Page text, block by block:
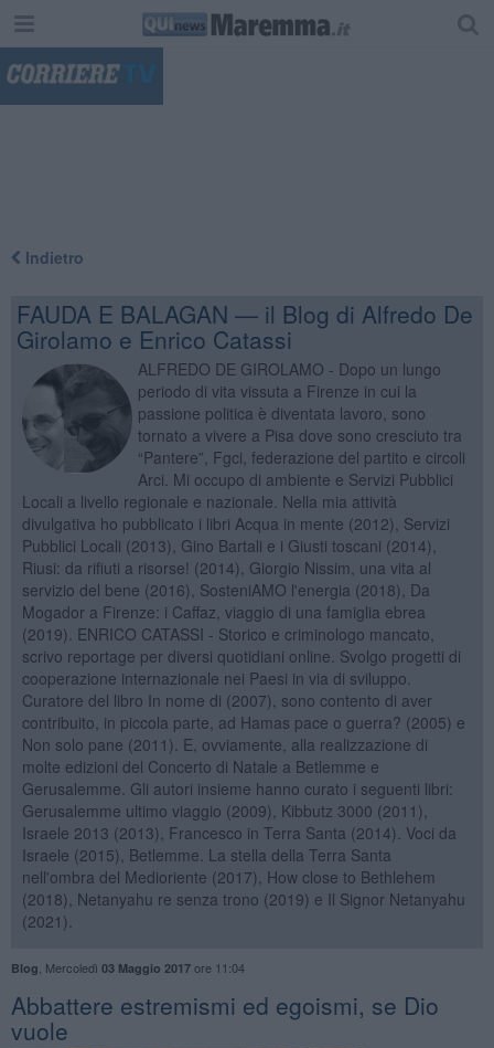
Indietro
FAUDA E BALAGAN — il Blog di Alfredo De
Girolamo e Enrico Catassi
ALFREDO DE GIROLAMO - Dopo un lungo
periodo di vita vissuta a Firenze in cui la
passione politica è diventata lavoro, sono
tornato a vivere a Pisa dove sono cresciuto tra
“Pantere”, Fgci, federazione del partito e circoli
Arci. Mi occupo di ambiente e Servizi Pubblici
Locali a livello regionale e nazionale. Nella mia attività
divulgativa ho pubblicato i libri Acqua in mente (2012), Servizi
Pubblici Locali (2013), Gino Bartali e i Giusti toscani (2014),
Riusi: da rifiuti a risorse! (2014), Giorgio Nissim, una vita al
servizio del bene (2016), SosteniAMO l'energia (2018), Da
Mogador a Firenze: i Caffaz, viaggio di una famiglia ebrea
(2019). ENRICO CATASSI - Storico e criminologo mancato,
scrivo reportage per diversi quotidiani online. Svolgo progetti di
cooperazione internazionale nei Paesi in via di sviluppo.
Curatore del libro In nome di (2007), sono contento di aver
contribuito, in piccola parte, ad Hamas pace o guerra? (2005) e
Non solo pane (2011). E, ovviamente, alla realizzazione di
molte edizioni del Concerto di Natale a Betlemme e
Gerusalemme. Gli autori insieme hanno curato i seguenti libri:
Gerusalemme ultimo viaggio (2009), Kibbutz 3000 (2011),
Israele 2013 (2013), Francesco in Terra Santa (2014). Voci da
Israele (2015), Betlemme. La stella della Terra Santa
nell'ombra del Medioriente (2017), How close to Bethlehem
(2018), Netanyahu re senza trono (2019) e Il Signor Netanyahu
(2021).
Blog Mercoledì 03 Maggio 2017ore 11:04
Abbattere estremismi ed egoismi, se Dio
vuole